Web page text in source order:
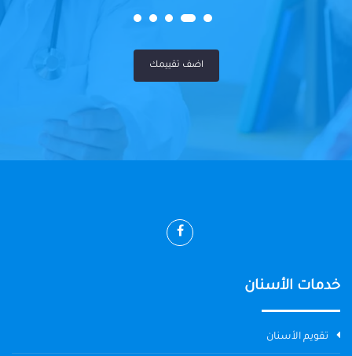
اضف تقييمك
خدمات الأسنان
تقويم الأسنان